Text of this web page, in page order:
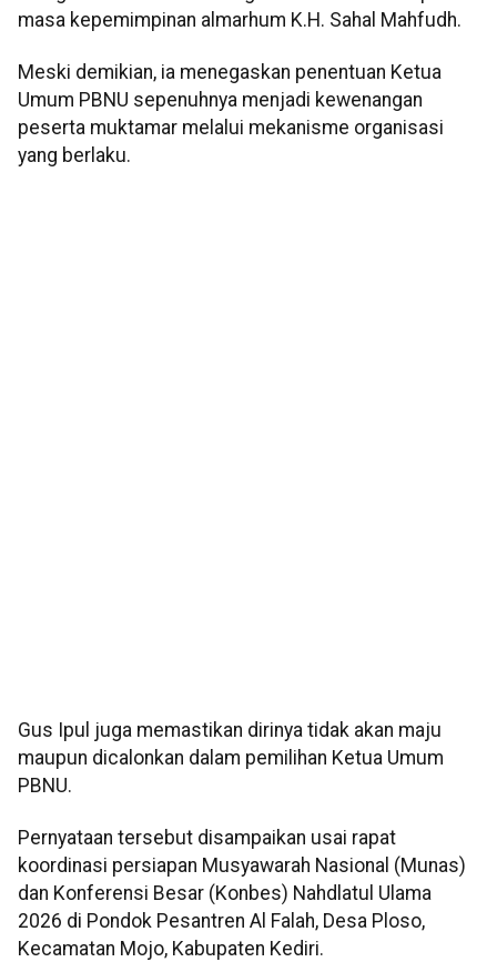
masa kepemimpinan almarhum K.H. Sahal Mahfudh.
Meski demikian, ia menegaskan penentuan Ketua
Umum PBNU sepenuhnya menjadi kewenangan
peserta muktamar melalui mekanisme organisasi
yang berlaku.
Gus Ipul juga memastikan dirinya tidak akan maju
maupun dicalonkan dalam pemilihan Ketua Umum
PBNU.
Pernyataan tersebut disampaikan usai rapat
koordinasi persiapan Musyawarah Nasional (Munas)
dan Konferensi Besar (Konbes) Nahdlatul Ulama
2026 di Pondok Pesantren Al Falah, Desa Ploso,
Kecamatan Mojo, Kabupaten Kediri.